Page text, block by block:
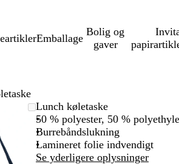
Emballage
Bolig og
gaver
Lunch køletaske
50 % polyester, 50 %
Burrebåndslukning
Lamineret folie indvendigt
Se yderligere oplysninger